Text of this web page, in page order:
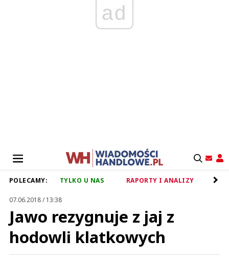
ad
POLECAMY: TYLKO U NAS RAPORTY I ANALIZY
07.06.2018 / 13:38
Jawo rezygnuje z jaj z
hodowli klatkowych